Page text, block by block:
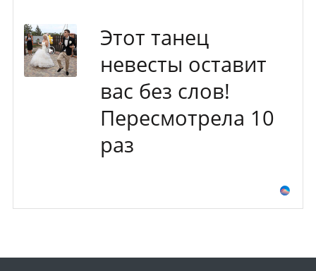
Этот танец
невесты оставит
вас без слов!
Пересмотрела 10
раз